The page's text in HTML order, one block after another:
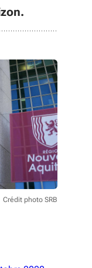
Crédit photo SRB